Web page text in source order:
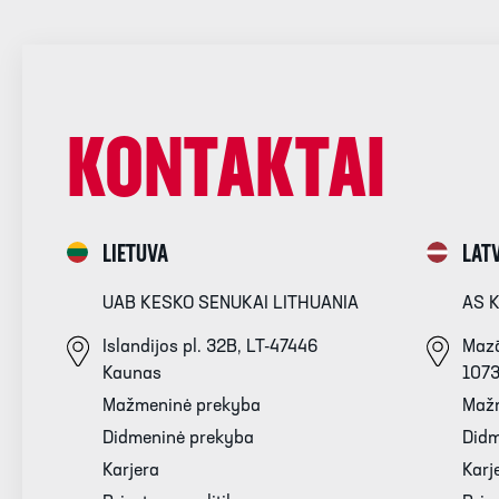
KONTAKTAI
LIETUVA
UAB KESKO SENUKAI LITHUANIA
Islandijos pl. 32B, LT-47446
Kaunas
Mažmeninė prekyba
Didmeninė prekyba
Karjera
AS
1073